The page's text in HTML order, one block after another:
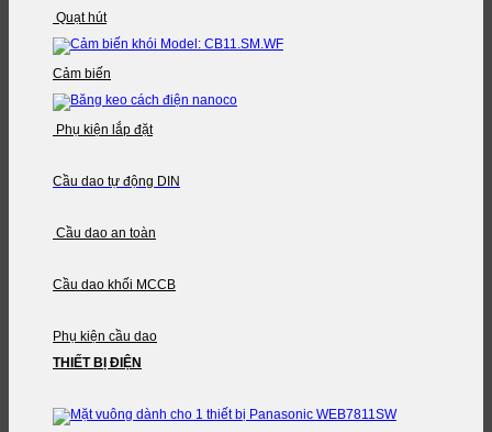
Quạt hút
Cảm biến
Phụ kiện lắp đặt
Cầu dao tự động DIN
Cầu dao an toàn
Cầu dao khối MCCB
Phụ kiện cầu dao
THIẾT BỊ ĐIỆN